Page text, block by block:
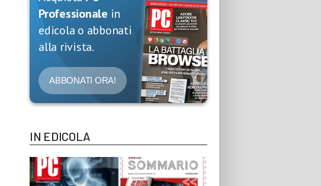
Professionale in
edicola o abbonati
alla rivista.
ABBONATI ORA!
IN EDICOLA